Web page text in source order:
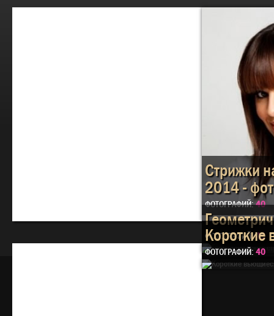
Стрижки
2014 -
ФОТОГРАФИЙ:40
ФОТОГРАФИЙ:43
Короткие
ФОТОГРАФИЙ: 40